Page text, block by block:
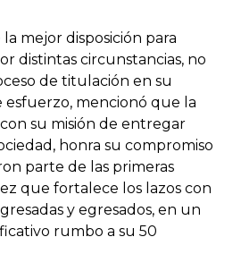
mejor disposición para
distintas circunstancias, no
de titulación en su
esfuerzo, mencionó que la
su misión de entregar
honra su compromiso
parte de las primeras
que fortalece los lazos con
y egresados, en un
rumbo a su 50